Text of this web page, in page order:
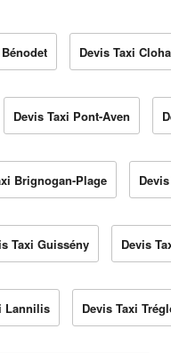
Devis Taxi
Devis Taxi Pont-Aven
Brignogan-Plage
Taxi Guissény Devis
Lannilis Devis Taxi